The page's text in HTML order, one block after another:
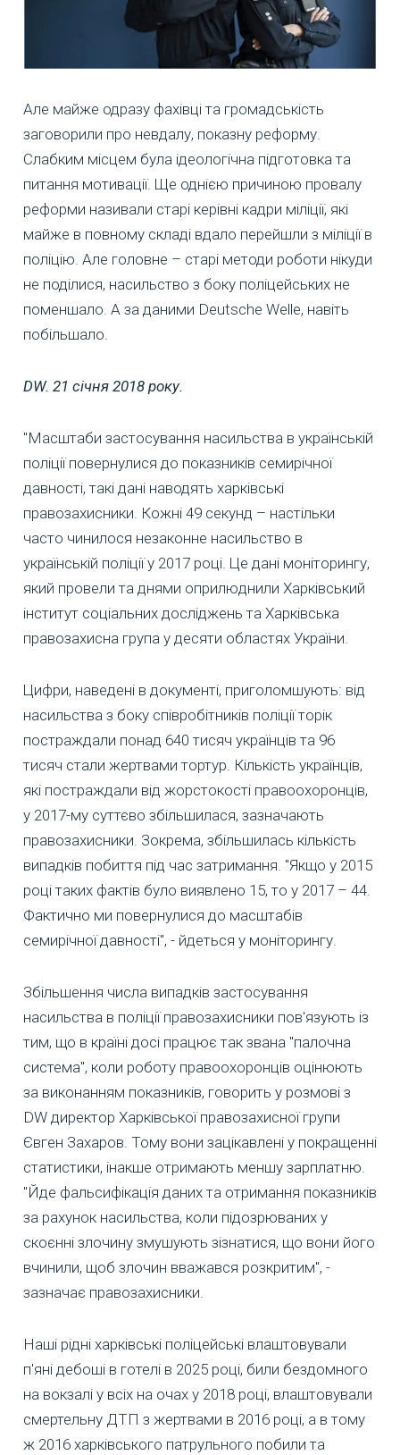
Але майже одразу фахівці та громадськість
заговорили про невдалу, показну реформу.
Слабким місцем була ідеологічна підготовка та
питання мотивації. Ще однією причиною провалу
реформи називали старі керівні кадри міліції, які
майже в повному складі вдало перейшли з міліції в
поліцію. Але головне – старі методи роботи нікуди
не поділися, насильство з боку поліцейських не
поменшало. А за даними Deutsche Welle, навіть
побільшало.
DW. 21 січня 2018 року.
"Масштаби застосування насильства в українській
поліції повернулися до показників семирічної
давності, такі дані наводять харківські
правозахисники. Кожні 49 секунд – настільки
часто чинилося незаконне насильство в
українській поліції у 2017 році. Це дані моніторингу,
який провели та днями оприлюднили Харківський
інститут соціальних досліджень та Харківська
правозахисна група у десяти областях України.
Цифри, наведені в документі, приголомшують: від
насильства з боку співробітників поліції торік
постраждали понад 640 тисяч українців та 96
тисяч стали жертвами тортур. Кількість українців,
які постраждали від жорстокості правоохоронців,
у 2017-му суттєво збільшилася, зазначають
правозахисники. Зокрема, збільшилась кількість
випадків побиття під час затримання. "Якщо у 2015
році таких фактів було виявлено 15, то у 2017 – 44.
Фактично ми повернулися до масштабів
семирічної давності", - йдеться у моніторингу.
Збільшення числа випадків застосування
насильства в поліції правозахисники пов'язують із
тим, що в країні досі працює так звана "палочна
система", коли роботу правоохоронців оцінюють
за виконанням показників, говорить у розмові з
DW директор Харківської правозахисної групи
Євген Захаров. Тому вони зацікавлені у покращенні
статистики, інакше отримають меншу зарплатню.
"Йде фальсифікація даних та отримання показників
за рахунок насильства, коли підозрюваних у
скоєнні злочину змушують зізнатися, що вони його
вчинили, щоб злочин вважався розкритим", -
зазначає правозахисники.
Наші рідні харківські поліцейські влаштовували
п'яні дебоші в готелі в 2025 році, били бездомного
на вокзалі у всіх на очах у 2018 році, влаштовували
смертельну ДТП з жертвами в 2016 році, а в тому
ж 2016 харківського патрульного побили та